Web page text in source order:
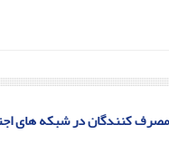
مصرف کنندگان در شبکه های